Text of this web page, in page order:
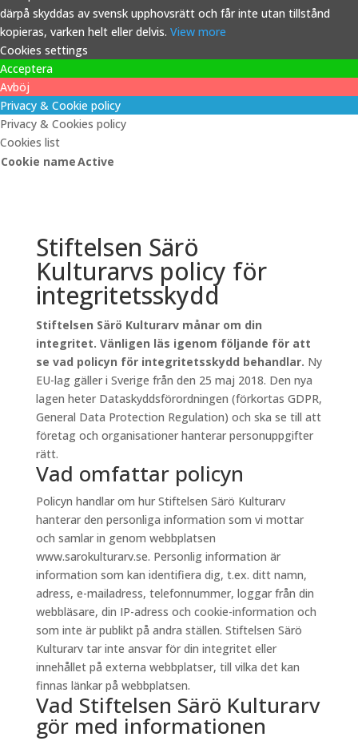
därpå skyddas av svensk upphovsrätt och får inte utan tillstånd
kopieras, varken helt eller delvis. View more
Cookies settings
Acceptera
Avböj
Privacy & Cookie policy
Privacy & Cookies policy
Cookies list
Cookie nameActive
Stiftelsen Särö
Kulturarvs policy för
integritetsskydd
Stiftelsen Särö Kulturarv månar om din
integritet. Vänligen läs igenom följande för att
se vad policyn för integritetsskydd behandlar. Ny
EU-lag gäller i Sverige från den 25 maj 2018. Den nya
lagen heter Dataskyddsförordningen (förkortas GDPR,
General Data Protection Regulation) och ska se till att
företag och organisationer hanterar personuppgifter
rätt.
Vad omfattar policyn
Policyn handlar om hur Stiftelsen Särö Kulturarv
hanterar den personliga information som vi mottar
och samlar in genom webbplatsen
www.sarokulturarv.se. Personlig information är
information som kan identifiera dig, t.ex. ditt namn,
adress, e-mailadress, telefonnummer, loggar från din
webbläsare, din IP-adress och cookie-information och
som inte är publikt på andra ställen. Stiftelsen Särö
Kulturarv tar inte ansvar för din integritet eller
innehållet på externa webbplatser, till vilka det kan
finnas länkar på webbplatsen.
Vad Stiftelsen Särö Kulturarv
gör med informationen